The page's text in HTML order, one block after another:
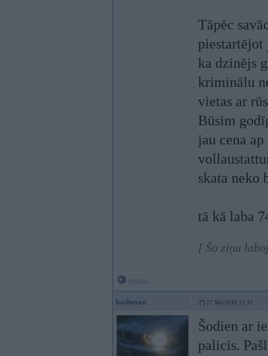
Tāpēc
piestartējot
ka dzinējs
kriminālu
vietas ar
Būsim
jau cena
skata neko
tā kā laba
[ Šo ziņu
hashman 27. Mar 2018, 23:41
Šodien ar
palicis.